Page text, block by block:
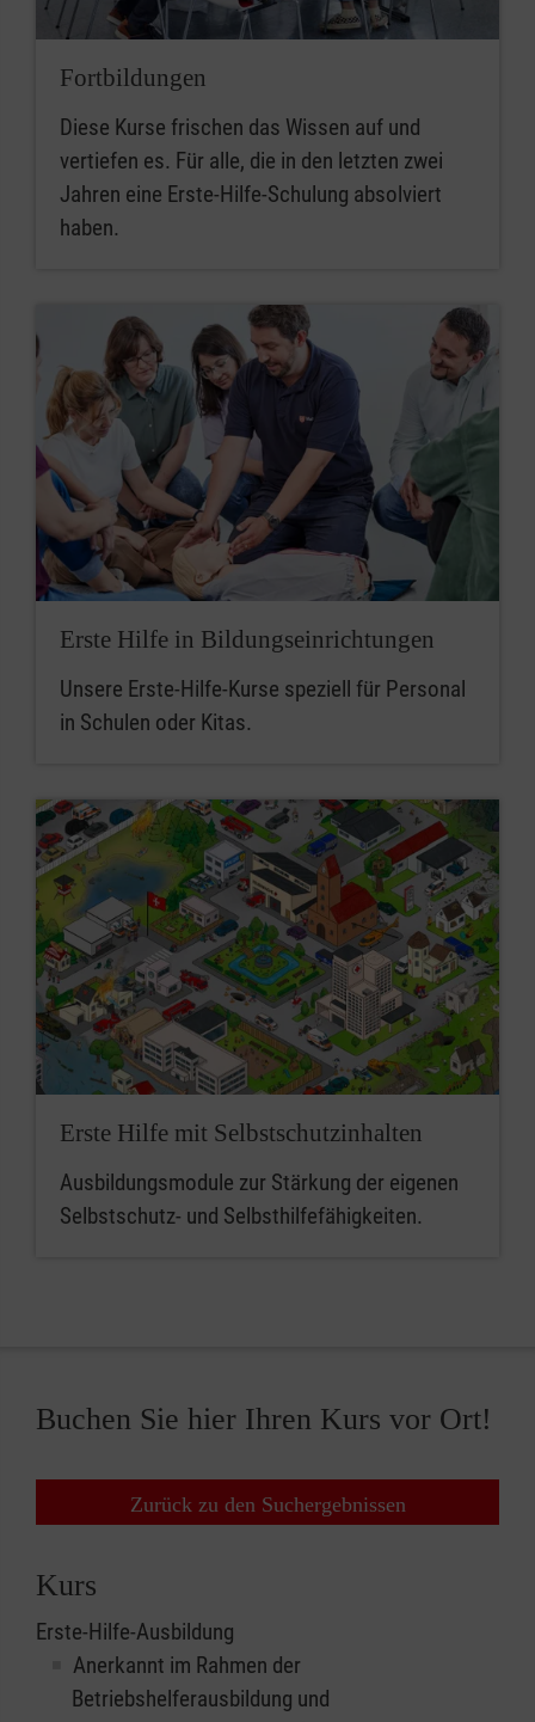
Fortbildungen
Diese Kurse frischen das Wissen auf und
vertiefen es. Für alle, die in den letzten zwei
Jahren eine Erste-Hilfe-Schulung absolviert
haben.
Erste Hilfe in Bildungseinrichtungen
Unsere Erste-Hilfe-Kurse speziell für Personal
in Schulen oder Kitas.
Erste Hilfe mit Selbstschutzinhalten
Ausbildungsmodule zur Stärkung der eigenen
Selbstschutz- und Selbsthilfefähigkeiten.
Buchen Sie hier Ihren Kurs vor Ort!
Zurück zu den Suchergebnissen
Kurs
Erste-Hilfe-Ausbildung
Anerkannt im Rahmen der
Betriebshelferausbildung und